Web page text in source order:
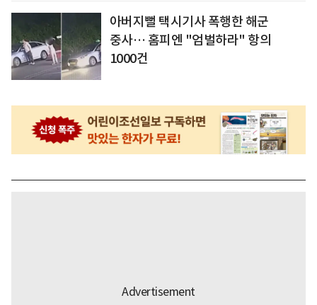
아버지뻘 택시기사 폭행한 해군
중사… 홈피엔 "엄벌하라" 항의
1000건